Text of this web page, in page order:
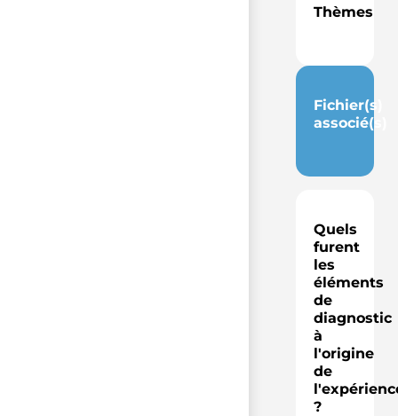
Thèmes
Fichier(s)
associé(s)
Quels
furent
les
éléments
de
diagnostic
à
l'origine
de
?